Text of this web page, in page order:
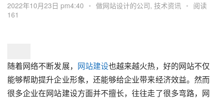
2022年10月23日 pm4:40 • 做网站设计的公司, 技术资讯 • 阅读
161
随着网络不断发展， 网站建设也越来越火热，好的网站不仅
能够帮助提升企业形象，还能够给企业带来经济效益。然而
很多企业在网站建设方面并不擅长，往往走了很多弯路，网